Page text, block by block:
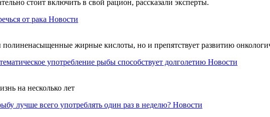
стоит включить в свой рацион, рассказали эксперты.
от рака Новости
жирные кислоты, но и препятствует развитию
употребление рыбы способствует долголетию Новости
на несколько лет
лучше всего употреблять один раз в неделю? Новости